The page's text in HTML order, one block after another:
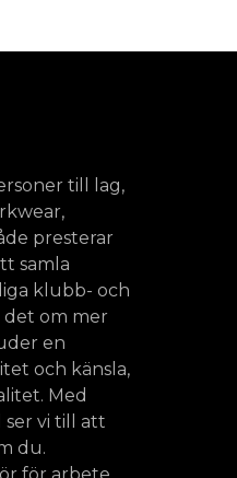
till lag,
presterar
samla
klubb- och
det om mer
en
och känsla,
Med
vi till att
du.